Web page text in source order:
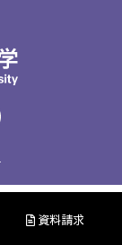
資料請求